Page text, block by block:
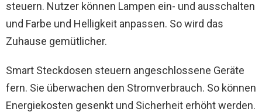
steuern. Nutzer können Lampen ein- und ausschalten
und Farbe und Helligkeit anpassen. So wird das
Zuhause gemütlicher.
Smart Steckdosen steuern angeschlossene Geräte
fern. Sie überwachen den Stromverbrauch. So können
Energiekosten gesenkt und Sicherheit erhöht werden.